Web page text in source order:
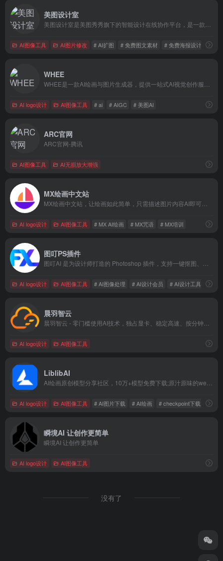
美图设计室
AI图像工具 AI图片修改 # AI扩图 # 免费图文素材 # 免费海报设计
WHEE
AI logo设计 AI图像工具 # ai # AIGC # 美图AI
ARC官网
ARC官网-腾讯
AI图像工具 AI无损放大增强
MX绘画中文站
AI logo设计 AI图像工具 # MX AI绘画 # MX咒语 # MX培训
图叮PS插件
AI logo设计 AI图像工具 # AI图像处理 # AI设计会员 # AI设计工具
晨羽智云
AI logo设计 AI图像工具
LiblibAI
AI logo设计 AI图像工具 # AI图片下载 # AI绘画 # checkpoint下载
瞬境AI 让创作更简单
瞬境AI 让创作更简单
AI logo设计 AI图像工具
没有了